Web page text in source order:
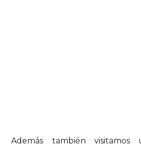
Además también